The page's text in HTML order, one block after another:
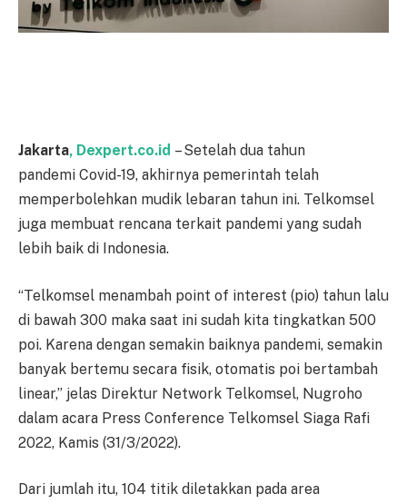
Jakarta, Dexpert.co.id – Setelah dua tahun
pandemi Covid-19, akhirnya pemerintah telah
memperbolehkan mudik lebaran tahun ini. Telkomsel
juga membuat rencana terkait pandemi yang sudah
lebih baik di Indonesia.
“Telkomsel menambah point of interest (pio) tahun lalu
di bawah 300 maka saat ini sudah kita tingkatkan 500
poi. Karena dengan semakin baiknya pandemi, semakin
banyak bertemu secara fisik, otomatis poi bertambah
linear,” jelas Direktur Network Telkomsel, Nugroho
dalam acara Press Conference Telkomsel Siaga Rafi
2022, Kamis (31/3/2022).
Dari jumlah itu, 104 titik diletakkan pada area